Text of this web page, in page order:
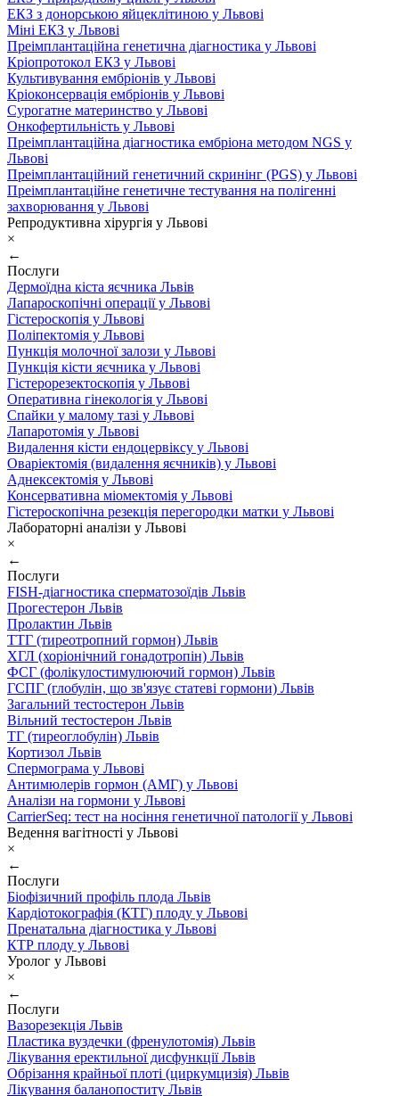
ЕКЗ з донорською яйцеклітиною у Львові
Міні ЕКЗ у Львові
Преімплантаційна генетична діагностика у Львові
Кріопротокол ЕКЗ у Львові
Культивування ембріонів у Львові
Кріоконсервація ембріонів у Львові
Сурогатне материнство у Львові
Онкофертильність у Львові
Преімплантаційна діагностика ембріона методом NGS у
Львові
Преімплантаційний генетичний скринінг (PGS) у Львові
Преімплантаційне генетичне тестування на полігенні
захворювання у Львові
Репродуктивна хірургія у Львові
×
←
Послуги
Дермоїдна кіста яєчника Львів
Лапароскопічні операції у Львові
Гістероскопія у Львові
Поліпектомія у Львові
Пункція молочної залози у Львові
Пункція кісти яєчника у Львові
Гістерорезектоскопія у Львові
Оперативна гінекологія у Львові
Спайки у малому тазі у Львові
Лапаротомія у Львові
Видалення кісти ендоцервіксу у Львові
Оваріектомія (видалення яєчників) у Львові
Аднексектомія у Львові
Консервативна міомектомія у Львові
Гістероскопічна резекція перегородки матки у Львові
Лабораторні аналізи у Львові
×
←
Послуги
FISH-діагностика сперматозоїдів Львів
Прогестерон Львів
Пролактин Львів
ТТГ (тиреотропний гормон) Львів
ХГЛ (хоріонічний гонадотропін) Львів
ФСГ (фолікулостимулюючий гормон) Львів
ГСПГ (глобулін, що зв'язує статеві гормони) Львів
Загальний тестостерон Львів
Вільний тестостерон Львів
ТГ (тиреоглобулін) Львів
Кортизол Львів
Спермограма у Львові
Антимюлерів гормон (АМГ) у Львові
Аналізи на гормони у Львові
CarrierSeq: тест на носіння генетичної патології у Львові
Ведення вагітності у Львові
×
←
Послуги
Біофізичний профіль плода Львів
Кардіотокографія (КТГ) плоду у Львові
Пренатальна діагностика у Львові
КТР плоду у Львові
Уролог у Львові
×
←
Послуги
Вазорезекція Львів
Пластика вуздечки (френулотомія) Львів
Лікування еректильної дисфункції Львів
Обрізання крайньої плоті (циркумцизія) Львів
Лікування баланопоститу Львів